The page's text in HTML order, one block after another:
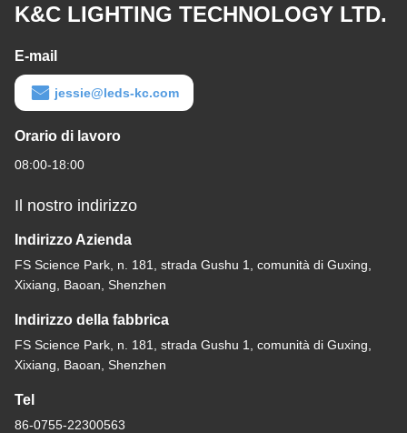
K&C LIGHTING TECHNOLOGY LTD.
E-mail
jessie@leds-kc.com
Orario di lavoro
08:00-18:00
Il nostro indirizzo
Indirizzo Azienda
FS Science Park, n. 181, strada Gushu 1, comunità di Guxing,
Xixiang, Baoan, Shenzhen
Indirizzo della fabbrica
FS Science Park, n. 181, strada Gushu 1, comunità di Guxing,
Xixiang, Baoan, Shenzhen
Tel
86-0755-22300563